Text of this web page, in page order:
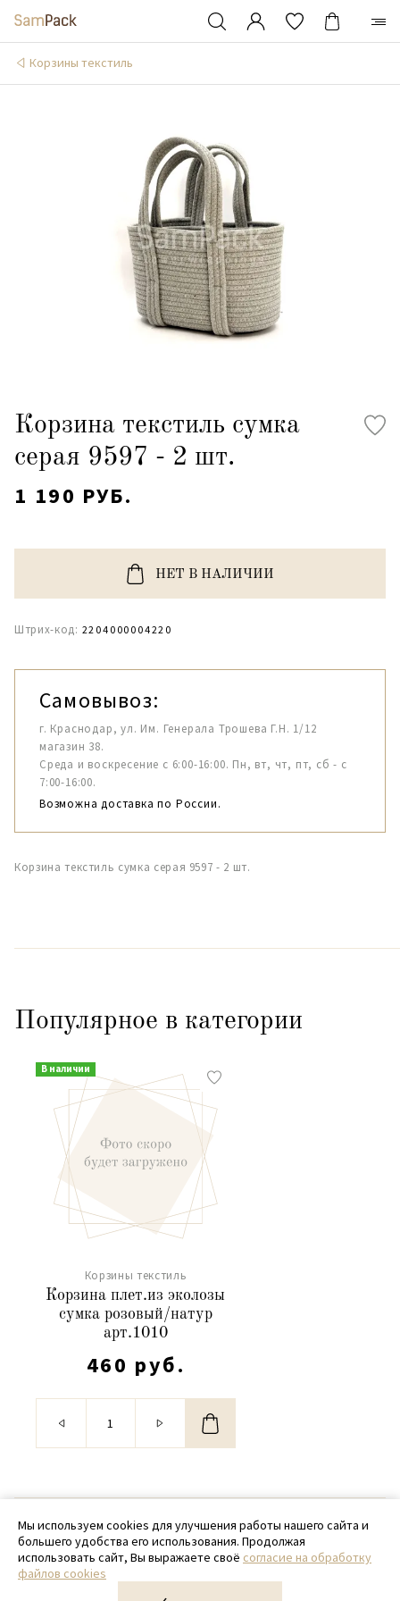
Корзины текстиль
Корзина текстиль сумка
серая 9597 - 2 шт.
1 190 РУБ.
НЕТ В НАЛИЧИИ
Штрих-код: 2204000004220
Самовывоз:
г. Краснодар, ул. Им. Генерала Трошева Г.Н. 1/12
магазин 38.
Среда и воскресение с 6:00-16:00. Пн, вт, чт, пт, сб - с
7:00-16:00.
Возможна доставка по России.
Корзина текстиль сумка серая 9597 - 2 шт.
Популярное в категории
В наличии
Корзины текстиль
Корзина плет.из эколозы
сумка розовый/натур
арт.1010
460 руб.
© 2020 - 2026 SamPack
+ 7 (918) 699-97-87
zakaz@sampack.store
Мы используем cookies для улучшения работы нашего сайта и
большего удобства его использования. Продолжая
использовать сайт, Вы выражаете своё согласие на обработку
файлов cookies